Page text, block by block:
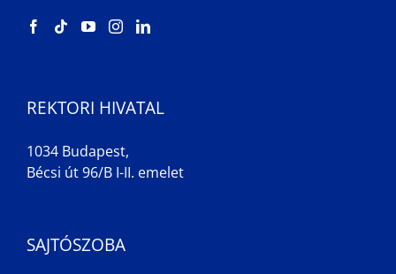
REKTORI HIVATAL
1034 Budapest,
Bécsi út 96/B I-II. emelet
SAJTÓSZOBA